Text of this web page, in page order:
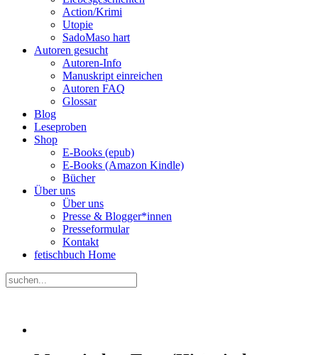
Action/Krimi
Utopie
SadoMaso hart
Autoren gesucht
Autoren-Info
Manuskript einreichen
Autoren FAQ
Glossar
Blog
Leseproben
Shop
E-Books (epub)
E-Books (Amazon Kindle)
Bücher
Über uns
Über uns
Presse & Blogger*innen
Presseformular
Kontakt
fetischbuch Home